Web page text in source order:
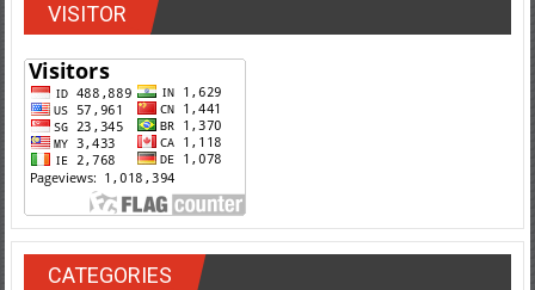
VISITOR
CATEGORIES